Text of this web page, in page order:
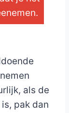
als de
pak dan